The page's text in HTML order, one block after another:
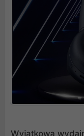
Wyjątkowa